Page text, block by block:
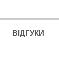
ВІДГУКИ